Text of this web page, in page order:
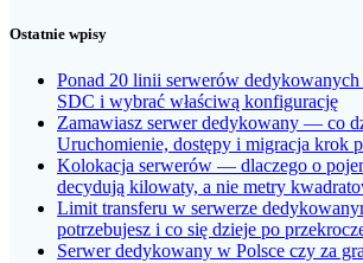
Ostatnie wpisy
Ponad 20 linii serwerów
SDC i wybrać właściwą konfigurację
Zamawiasz serwer dedykowany — co
Uruchomienie, dostępy i migracja krok
Kolokacja serwerów — dlaczego o
decydują kilowaty, a nie metry
Limit transferu w serwerze
potrzebujesz i co się dzieje po
Serwer dedykowany w Polsce czy za